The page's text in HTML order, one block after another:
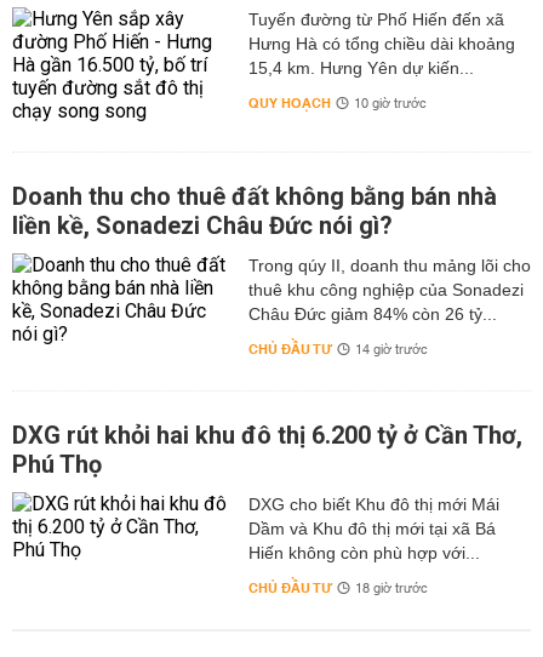
Tuyến đường từ Phố Hiến đến xã
Hưng Hà có tổng chiều dài khoảng
15,4 km. Hưng Yên dự kiến...
QUY HOẠCH 10 giờ trước
Doanh thu cho thuê đất không bằng bán nhà
liền kề, Sonadezi Châu Đức nói gì?
Trong qúy II, doanh thu mảng lõi cho
thuê khu công nghiệp của Sonadezi
Châu Đức giảm 84% còn 26 tỷ...
CHỦ ĐẦU TƯ 14 giờ trước
DXG rút khỏi hai khu đô thị 6.200 tỷ ở Cần Thơ,
Phú Thọ
DXG cho biết Khu đô thị mới Mái
Dầm và Khu đô thị mới tại xã Bá
Hiến không còn phù hợp với...
CHỦ ĐẦU TƯ 18 giờ trước